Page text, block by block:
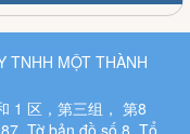
TNHH MỘT THÀNH
1 区，第三组， 第8
Tờ bản đồ số 8, Tổ